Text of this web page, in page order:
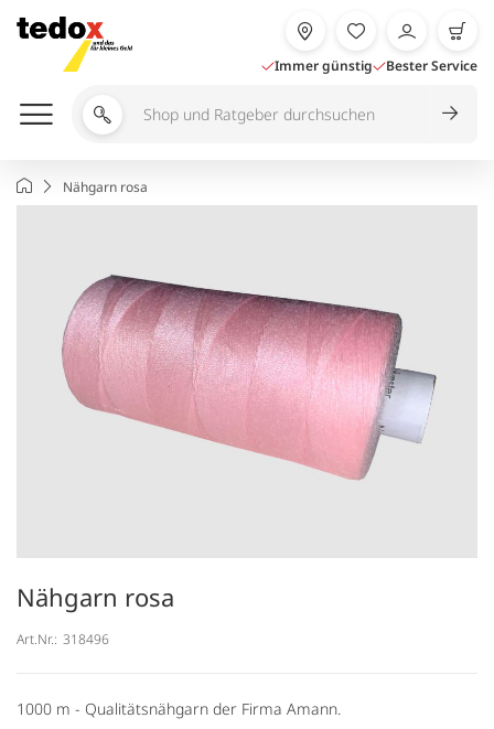
Inhalt
springen
Immer günstig Bester Service
Shop
durchsuchen
StartseiteNähgarn rosa
Nähgarn rosa
Art.Nr.: 318496
1000 m - Qualitätsnähgarn der Firma Amann.